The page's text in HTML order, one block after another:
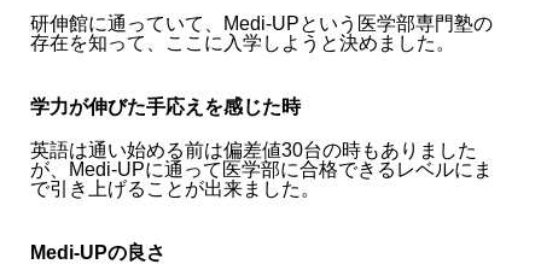
研伸館に通っていて、Medi-UPという医学部専門塾の
存在を知って、ここに入学しようと決めました。
学力が伸びた手応えを感じた時
英語は通い始める前は偏差値30台の時もありました
が、Medi-UPに通って医学部に合格できるレベルにま
で引き上げることが出来ました。
Medi-UPの良さ